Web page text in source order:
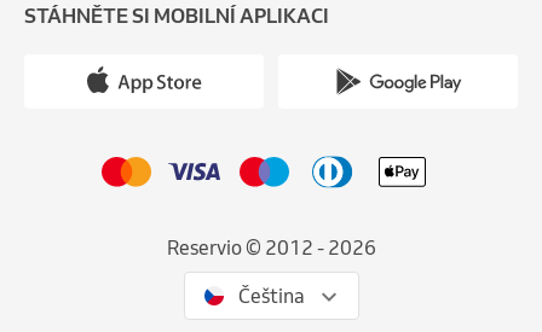
STÁHNĚTE SI MOBILNÍ APLIKACI
Reservio © 2012 - 2026
Čeština